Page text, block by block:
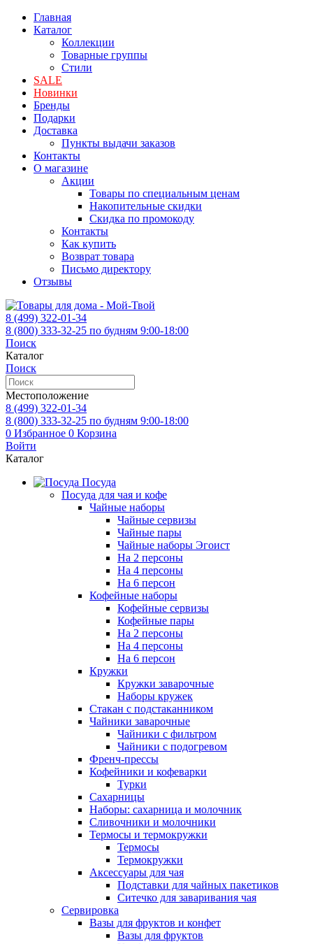
Главная
Каталог
Коллекции
Товарные группы
Стили
SALE
Новинки
Бренды
Подарки
Доставка
Пункты выдачи заказов
Контакты
О магазине
Акции
Товары по специальным ценам
Накопительные скидки
Скидка по промокоду
Контакты
Как купить
Возврат товара
Письмо директору
Отзывы
8 (499) 322-01-34
8 (800) 333-32-25 по будням 9:00-18:00
Поиск
Каталог
Поиск
Местоположение
8 (499) 322-01-34
8 (800) 333-32-25 по будням 9:00-18:00
0 Избранное 0 Корзина
Войти
Каталог
Посуда
Посуда для чая и кофе
Чайные наборы
Чайные сервизы
Чайные пары
Чайные наборы Эгоист
На 2 персоны
На 4 персоны
На 6 персон
Кофейные наборы
Кофейные сервизы
Кофейные пары
На 2 персоны
На 4 персоны
На 6 персон
Кружки
Кружки заварочные
Наборы кружек
Стакан с подстаканником
Чайники заварочные
Чайники с фильтром
Чайники с подогревом
Френч-прессы
Кофейники и кофеварки
Турки
Сахарницы
Наборы: сахарница и молочник
Сливочники и молочники
Термосы и термокружки
Термосы
Термокружки
Аксессуары для чая
Подставки для чайных пакетиков
Ситечко для заваривания чая
Сервировка
Вазы для фруктов и конфет
Вазы для фруктов